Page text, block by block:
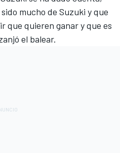
mucho de Suzuki y que
que quieren ganar y que es
el balear.